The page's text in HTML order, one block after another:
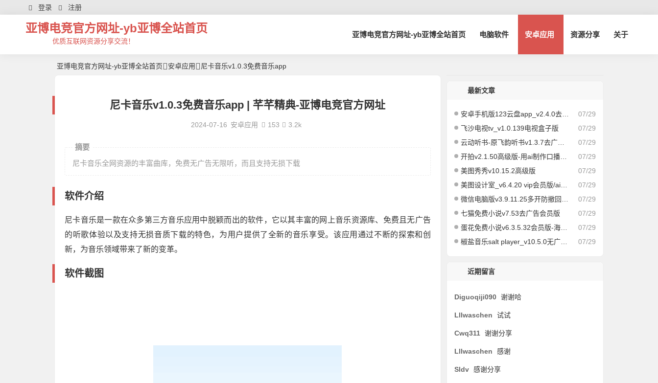
登录 注册
亚博电竞官方网址-yb亚博全站首页
优质互联网资源分享交流！
亚博电竞官方网址-yb亚博全站首页 电脑软件 安卓应用 资源分享 关于
亚博电竞官方网址-yb亚博全站首页 安卓应用 尼卡音乐v1.0.3免费音乐app
尼卡音乐v1.0.3免费音乐app | 芊芊精典-亚博电竞官方网址
2024-07-16 安卓应用 153 3.2k
摘要
尼卡音乐全网资源的丰富曲库，免费无广告无限听，而且支持无损下载
软件介绍
尼卡音乐是一款在众多第三方音乐应用中脱颖而出的软件，它以其丰富的网上音乐资源库、免费且无广告
的听歌体验以及支持无损音质下载的特色，为用户提供了全新的音乐享受。该应用通过不断的探索和创
新，为音乐领域带来了新的变革。
软件截图
最新文章
07/29
安卓手机版123云盘app_v2.4.0去广告版
07/29
飞沙电视tv_v1.0.139电视盒子版
07/29
云动听书-原飞韵听书v1.3.7去广告纯净版/海量资源
07/29
开拍v2.1.50高级版-用ai制作口播视频
07/29
美图秀秀v10.15.2高级版
07/29
美图设计室_v6.4.20 vip会员版/ai作图海报编辑
07/29
微信电脑版v3.9.11.25多开防撤回绿色版
07/29
七猫免费小说v7.53去广告会员版
07/29
蛋花免费小说v6.3.5.32会员版-海量免费小说有声小说阅读听书
07/29
椒盐音乐salt player_v10.5.0无广告纯净版
近期留言
Diguoqiji090 谢谢哈
Lllwaschen 试试
Cwq311 谢谢分享
Lllwaschen 感谢
Sldv 感谢分享